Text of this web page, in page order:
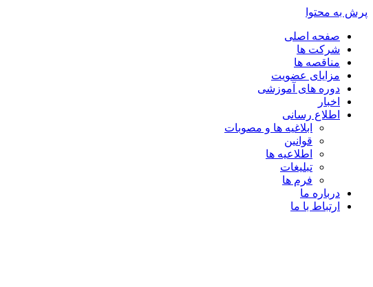
پرش به محتوا
صفحه اصلی
شرکت ها
مناقصه ها
مزایای عضویت
دوره های آموزشی
اخبار
اطلاع رسانی
ابلاغیه ها و مصوبات
قوانین
اطلاعیه ها
تبلیغات
فرم ها
درباره ما
ارتباط با ما